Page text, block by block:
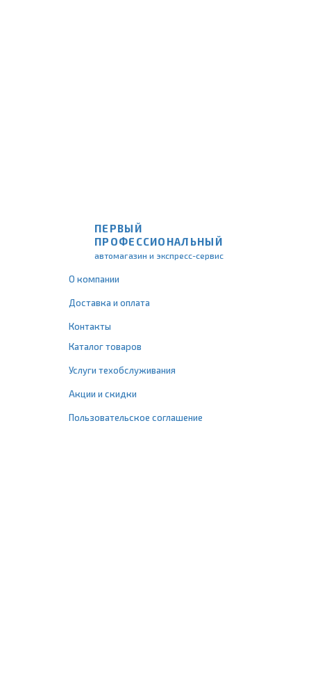
ПЕРВЫЙ
ПРОФЕССИОНАЛЬНЫЙ
автомагазин и экспресс-сервис
О компании
Доставка и оплата
Контакты
Каталог товаров
Услуги техобслуживания
Акции и скидки
Пользовательское соглашение